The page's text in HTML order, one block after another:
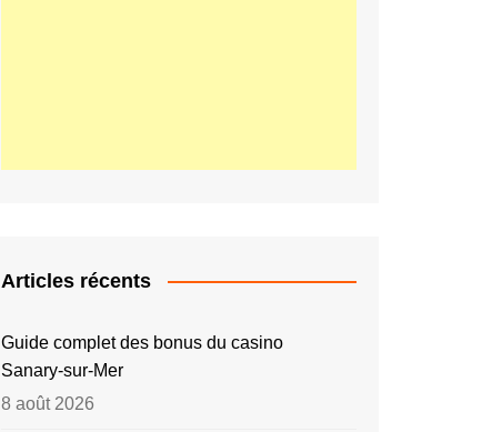
Articles récents
Guide complet des bonus du casino
Sanary‑sur‑Mer
8 août 2026